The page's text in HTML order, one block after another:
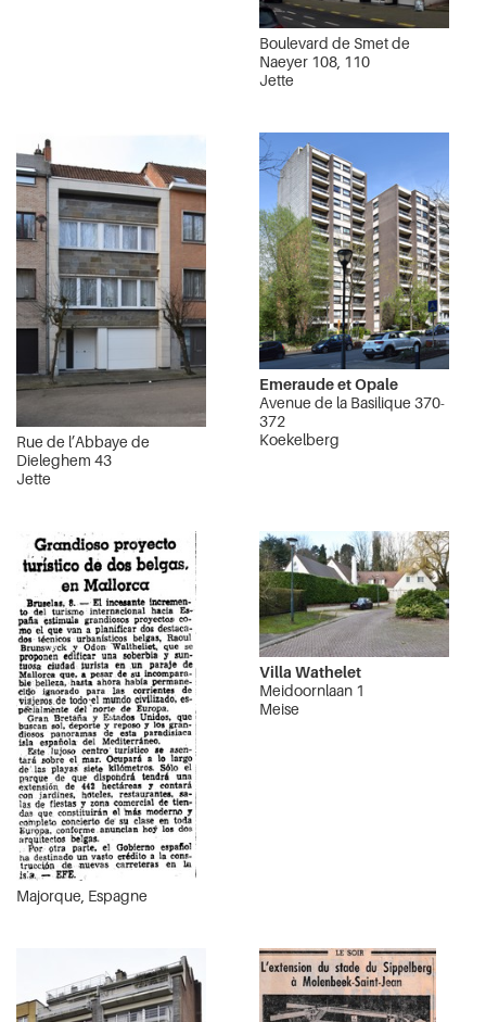
Boulevard de Smet de
Naeyer 108, 110
Jette
Rue de l’Abbaye de
Dieleghem 43
Jette
Emeraude et Opale
Avenue de la Basilique 370-
372
Koekelberg
Majorque, Espagne
Villa Wathelet
Meidoornlaan 1
Meise